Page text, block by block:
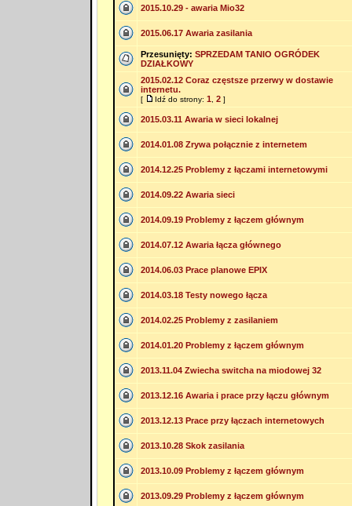
2015.10.29 - awaria Mio32
2015.06.17 Awaria zasilania
Przesunięty: SPRZEDAM TANIO OGRÓDEK
DZIAŁKOWY
2015.02.12 Coraz częstsze przerwy w dostawie
internetu.
[ Idź do strony: 1, 2]
2015.03.11 Awaria w sieci lokalnej
2014.01.08 Zrywa połącznie z internetem
2014.12.25 Problemy z łączami internetowymi
2014.09.22 Awaria sieci
2014.09.19 Problemy z łączem głównym
2014.07.12 Awaria łącza głównego
2014.06.03 Prace planowe EPIX
2014.03.18 Testy nowego łącza
2014.02.25 Problemy z zasilaniem
2014.01.20 Problemy z łączem głównym
2013.11.04 Zwiecha switcha na miodowej 32
2013.12.16 Awaria i prace przy łączu głównym
2013.12.13 Prace przy łączach internetowych
2013.10.28 Skok zasilania
2013.10.09 Problemy z łączem głównym
2013.09.29 Problemy z łączem głównym